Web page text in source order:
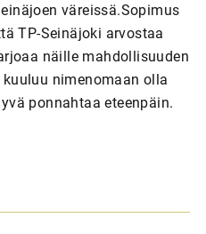
väreissä.Sopimus
TP-Seinäjoki arvostaa
näille mahdollisuuden
nimenomaan olla
ponnahtaa eteenpäin.